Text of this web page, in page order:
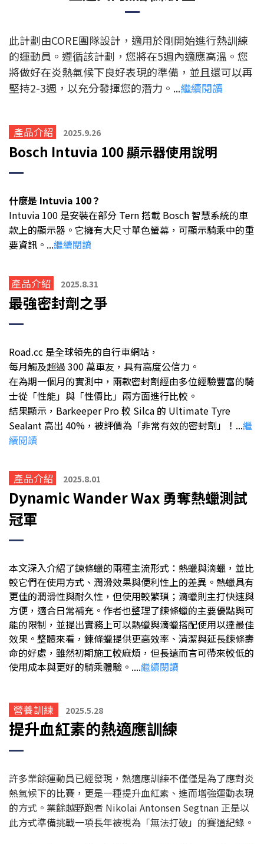
此計劃由CORE團隊設計，適用於剛開始進行熱訓練
的運動員。遵循該計劃，您將在5週內適應高溫。您
將做好在炎熱氣候下良好表現的準備，並且還可以再
堅持2-3週，以充分發揮您的潛力。...繼續閱讀
產品介紹 2025.9.26
Bosch Intuvia 100 顯示器使用說明
什麼是 Intuvia 100？
Intuvia 100 是安裝在部分 Tern 搭載 Bosch 智慧系統的車
款上的顯示器。它擁有大尺寸單色螢幕，可顯示騎乘中的重
要資訊。 ...繼續閱讀
產品介紹 2025.8.31
最強密封劑之爭
Road.cc 是全球領先的自行車網站，
每月觸及超過 300 萬車友，具有高度公信力。
在為期一個月的實測中，兩款密封劑經由多位經驗豐富的騎
士從「性能」與「性價比」兩方面進行比較。
結果顯示，Barkeeper Pro 較 Silca 的 Ultimate Tyre
Sealant 高出 40%，被評價為「非常有效的密封劑」！ ...繼
續閱讀
產品介紹 2025.8.01
Dynamic Wander Wax 勇奪熱蠟測試
冠軍
本文深入介紹了鍊條蠟的兩種主流形式：熱蠟與滴蠟，並比
較它們在使用方式、潤滑效果與便利性上的差異。熱蠟具有
更佳的潤滑性與耐久性，但使用較繁瑣；滴蠟則主打快速與
方便，適合日常補充。作者也整理了鍊條蠟的主要優點與可
能的限制，並提出實務上可以熱蠟與滴蠟搭配使用以達最佳
效果。整體來看，鍊條蠟提供更高效率、清潔與延長鍊條壽
命的好處，雖然初期施工較麻煩，但長遠而言可帶來較低的
使用成本與更好的騎乘體驗。....繼續閱讀
營養訓練 2025.5.28
提升血紅素的熱適應訓練
許多業餘運動員已經發現，熱適應訓練不僅僅是為了應對炎
熱氣候下的比賽，更是一種提升血紅素、進而增強運動表現
的方式。業餘越野跑者 Nikolai Antonsen Segtnan 正是以
此方式準備挑戰一項長年被視為「無法打破」的賽道紀錄。